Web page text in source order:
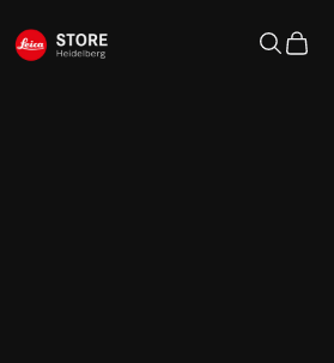
Leica Store Heidelberg
Suchen